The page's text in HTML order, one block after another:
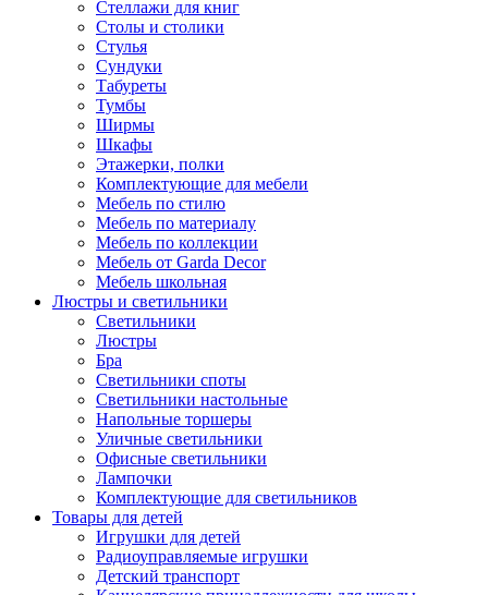
Стеллажи для книг
Столы и столики
Стулья
Сундуки
Табуреты
Тумбы
Ширмы
Шкафы
Этажерки, полки
Комплектующие для мебели
Мебель по стилю
Мебель по материалу
Мебель по коллекции
Мебель от Garda Decor
Мебель школьная
Люстры и светильники
Светильники
Люстры
Бра
Светильники споты
Светильники настольные
Напольные торшеры
Уличные светильники
Офисные светильники
Лампочки
Комплектующие для светильников
Товары для детей
Игрушки для детей
Радиоуправляемые игрушки
Детский транспорт